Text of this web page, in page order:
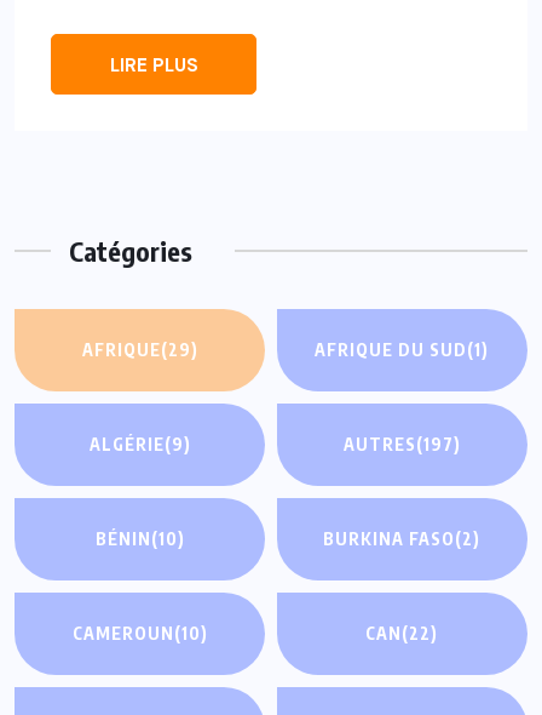
LIRE PLUS
Catégories
AFRIQUE(29) AFRIQUE DU SUD(1)
ALGÉRIE(9) AUTRES(197)
BÉNIN(10) BURKINA FASO(2)
CAMEROUN(10) CAN(22)